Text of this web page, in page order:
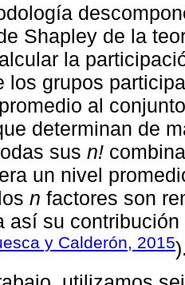
Shapley de la
la
los grupos
al
determinan de
sus n!
un nivel
n factores son
así su
y Calderón, 2015